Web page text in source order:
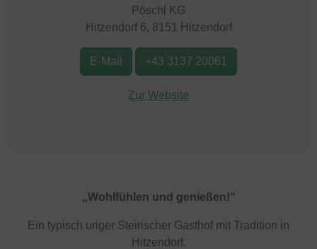
Pöschl KG
Hitzendorf 6, 8151 Hitzendorf
E-Mail +43 3137 20061
Zur Website
„Wohlfühlen und genießen!“
Ein typisch uriger Steirischer Gasthof mit Tradition in
Hitzendorf.